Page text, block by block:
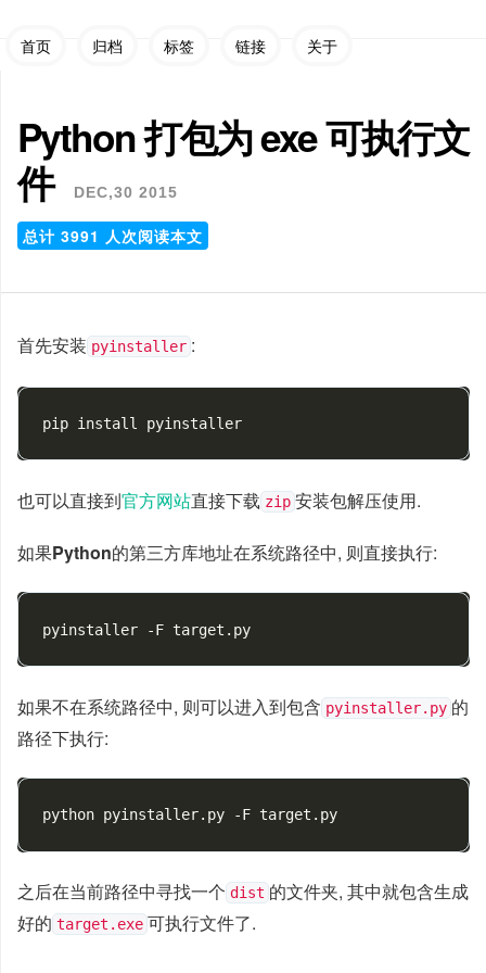
首页 归档 标签 链接 关于
Python 打包为 exe 可执行文
件
DEC,30 2015
总计 3991 人次阅读本文
首先安装 pyinstaller :
也可以直接到官方网站直接下载 zip 安装包解压使用.
如果Python的第三方库地址在系统路径中, 则直接执行:
如果不在系统路径中, 则可以进入到包含 pyinstaller.py 的
路径下执行:
之后在当前路径中寻找一个 dist 的文件夹, 其中就包含生成
好的 target.exe 可执行文件了.